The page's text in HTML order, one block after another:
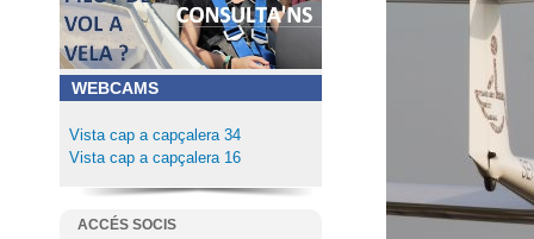
WEBCAMS
Vista cap a capçalera 34
Vista cap a capçalera 16
ACCÉS SOCIS